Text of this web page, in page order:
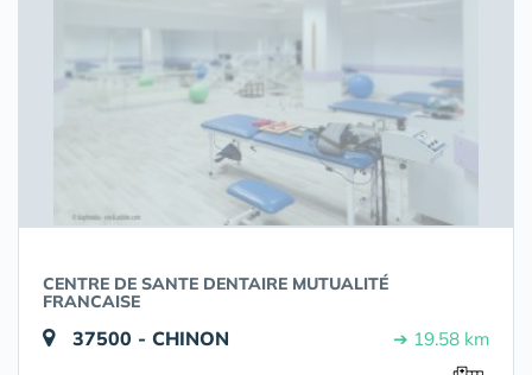
CENTRE DE SANTE DENTAIRE MUTUALITÉ
FRANCAISE
37500 - CHINON ➔ 19.58 km